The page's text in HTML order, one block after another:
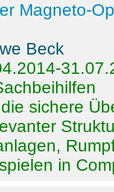
Magneto-
Beck
sichere
in